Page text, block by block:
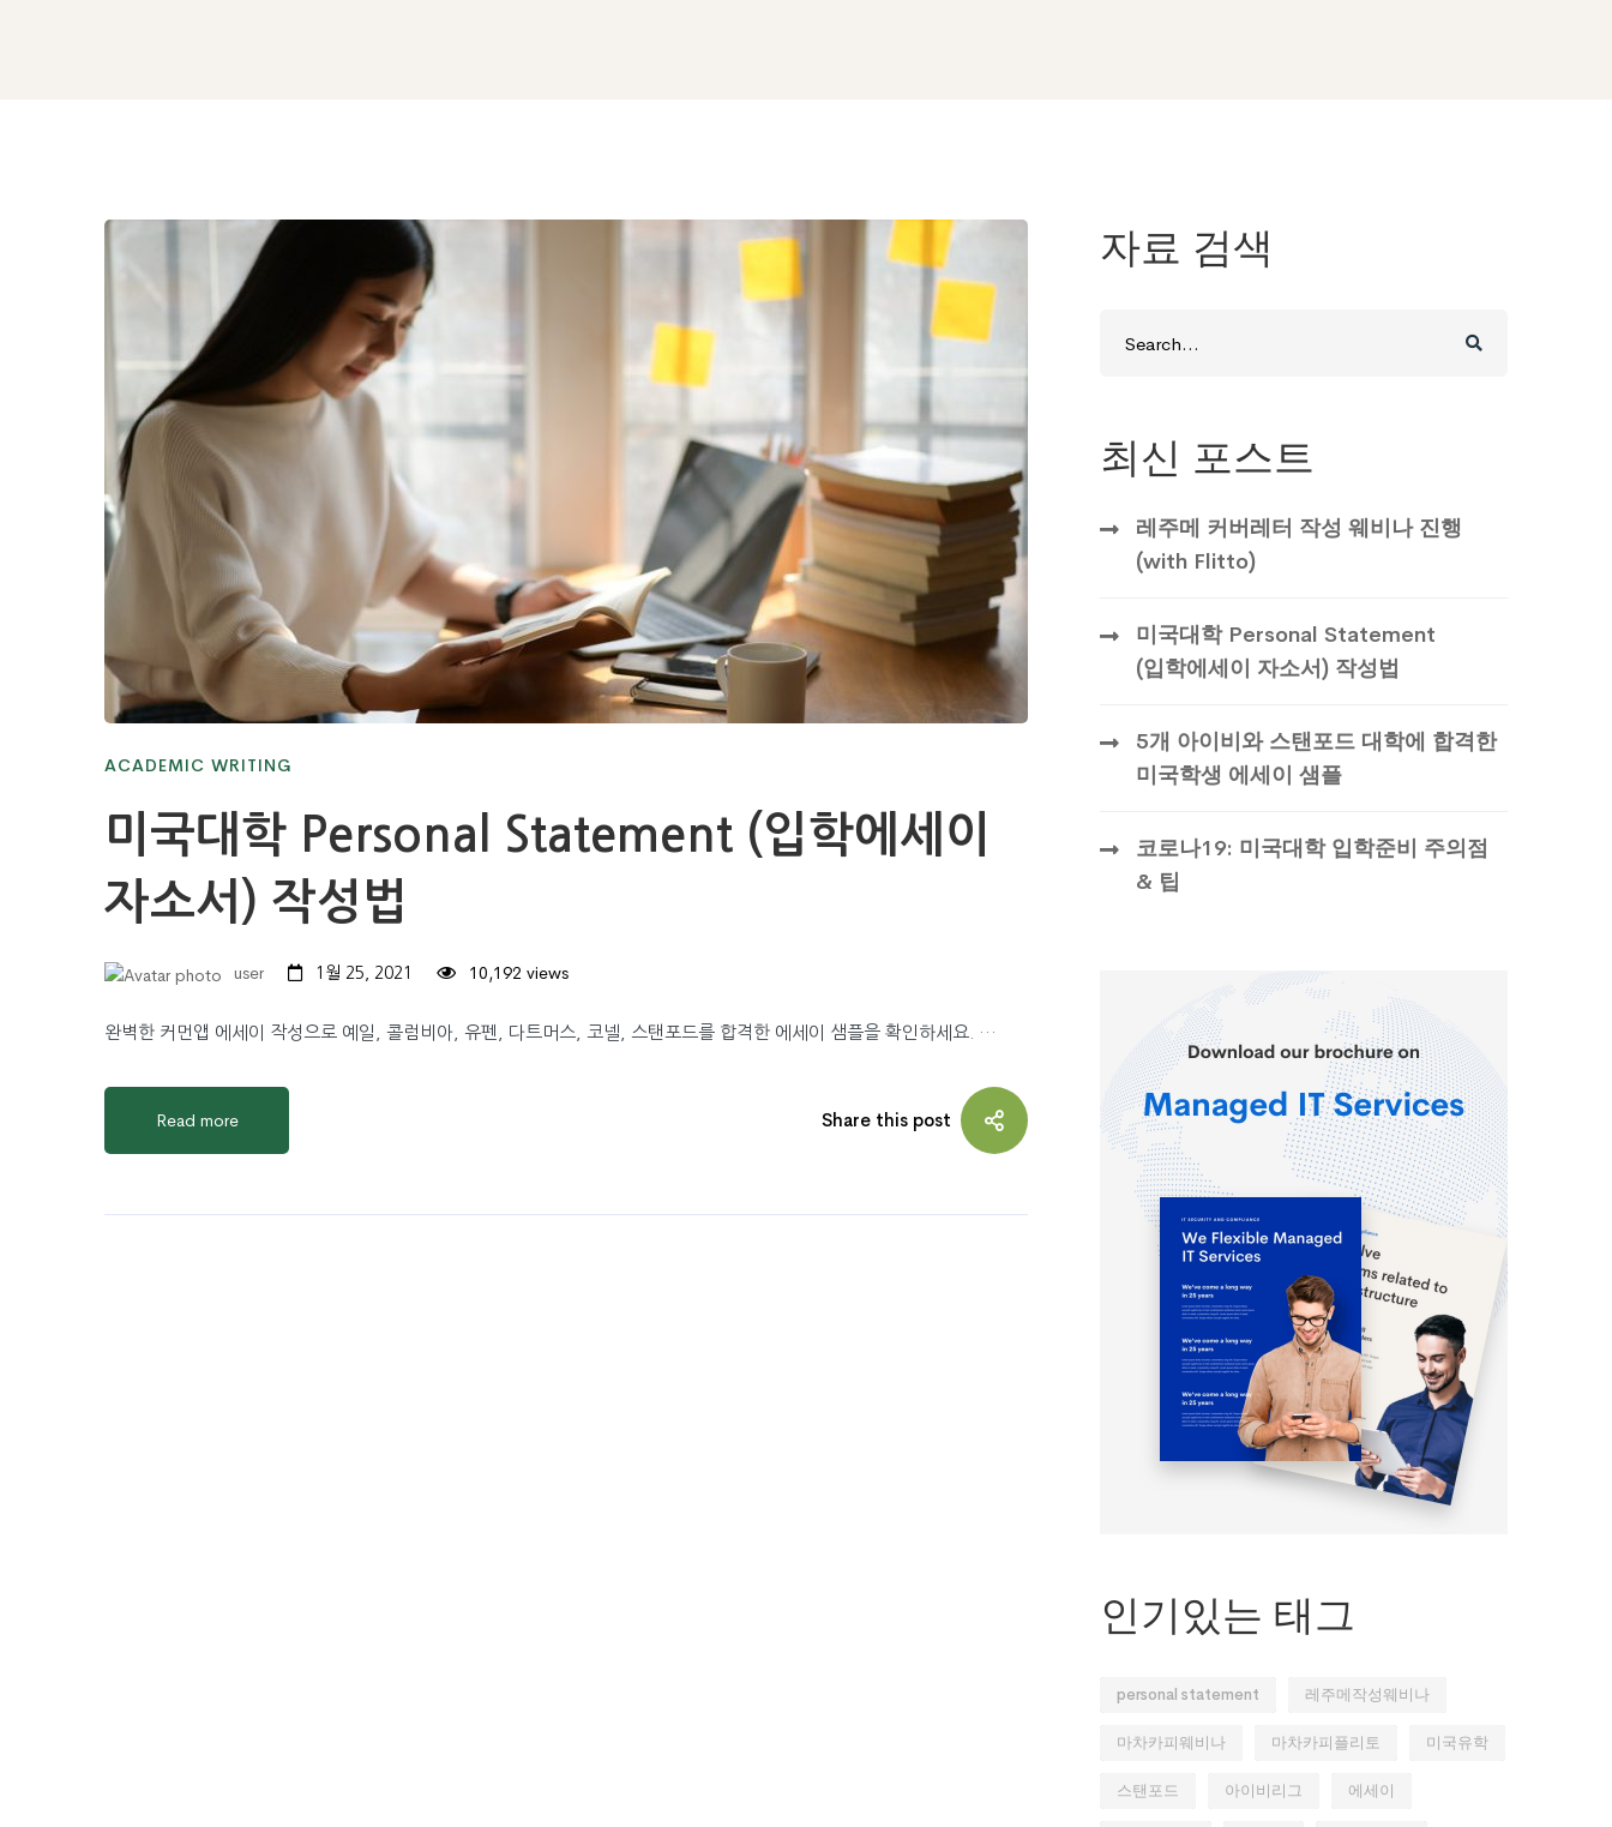
ACADEMIC WRITING
미국대학 Personal Statement (입학에세이
자소서) 작성법
user 1월 25, 2021 10,192 views
완벽한 커먼앱 에세이 작성으로 예일, 콜럼비아, 유펜, 다트머스, 코넬, 스탠포드를 합격한 에세이 샘플을 확인하세요. …
Read more Share this post
자료 검색
for:
최신 포스트
레주메 커버레터 작성 웨비나 진행
(with Flitto)
미국대학 Personal Statement
(입학에세이 자소서) 작성법
5개 아이비와 스탠포드 대학에 합격한
미국학생 에세이 샘플
코로나19: 미국대학 입학준비 주의점
& 팁
인기있는 태그
personal statement 레주메작성웨비나
마차카피웨비나 마차카피플리토 미국유학
스탠포드 아이비리그 에세이